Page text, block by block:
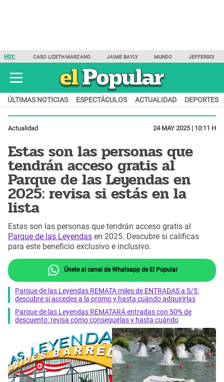
HOY: CASO LIZETH MARZANO JAIME BAYLY MUNDO JEFFERSON
ÚLTIMAS NOTICIAS ESPECTÁCULOS ACTUALIDAD DEPORTES
Actualidad 24 MAY 2025 | 10:11 H
Estas son las personas que
tendrán acceso gratis al
Parque de las Leyendas en
2025: revisa si estás en la
lista
Estas son las personas que tendrán acceso gratis al
Parque de las Leyendas en 2025. Descubre si calificas
para este beneficio exclusivo e inclusivo.
Únete al canal de Whatsapp de El Popular
Parque de las Leyendas REMATA miles de ENTRADAS a S/5:
descubre si accedes a la promo y hasta cuándo adquirirlas
Parque de las Leyendas REMATARÁ entradas con 50% de
descuento: revisa cómo conseguirlas y hasta cuándo